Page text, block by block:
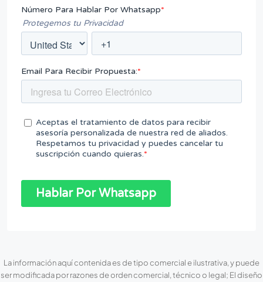
La información aquí contenida es de tipo comercial e ilustrativa, y puede
ser modificada por razones de orden comercial, técnico o legal; El diseño